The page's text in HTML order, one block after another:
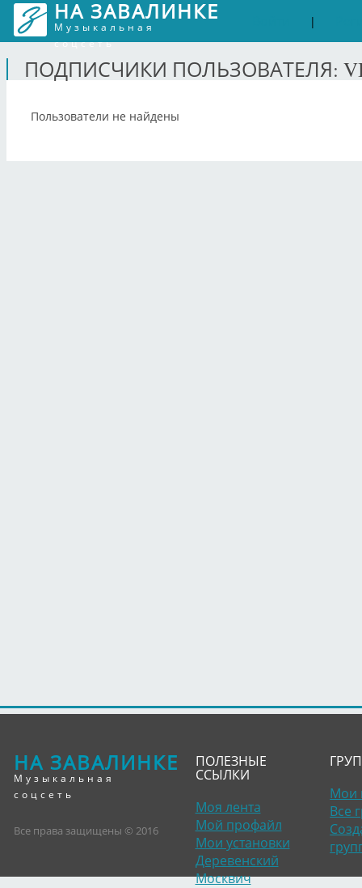
НА ЗАВАЛИНКЕ
Музыкальная
соцсеть
|
ПОДПИСЧИКИ ПОЛЬЗОВАТЕЛЯ:
Пользователи не найдены
НА ЗАВАЛИНКЕ
Музыкальная
соцсеть
Все права защищены © 2016
ПОЛЕЗНЫЕ
ССЫЛКИ
Моя лента
Мой профайл
Мои установки
Деревенский
Москвич
Мои
Все